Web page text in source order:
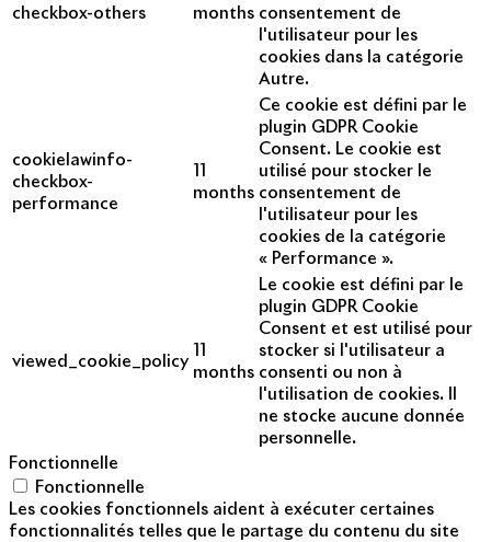
checkbox-others
months consentement de
l'utilisateur pour les
cookies dans la catégorie
Autre.
cookielawinfo-
checkbox-
performance
months
Ce cookie est défini par le
plugin GDPR Cookie
Consent. Le cookie est
utilisé pour stocker le
consentement de
l'utilisateur pour les
cookies de la catégorie
« Performance ».
viewed_cookie_policy
months
Le cookie est défini par le
plugin GDPR Cookie
Consent et est utilisé pour
stocker si l'utilisateur a
consenti ou non à
l'utilisation de cookies. Il
ne stocke aucune donnée
personnelle.
Fonctionnelle
Fonctionnelle
Les cookies fonctionnels aident à exécuter certaines
fonctionnalités telles que le partage du contenu du site